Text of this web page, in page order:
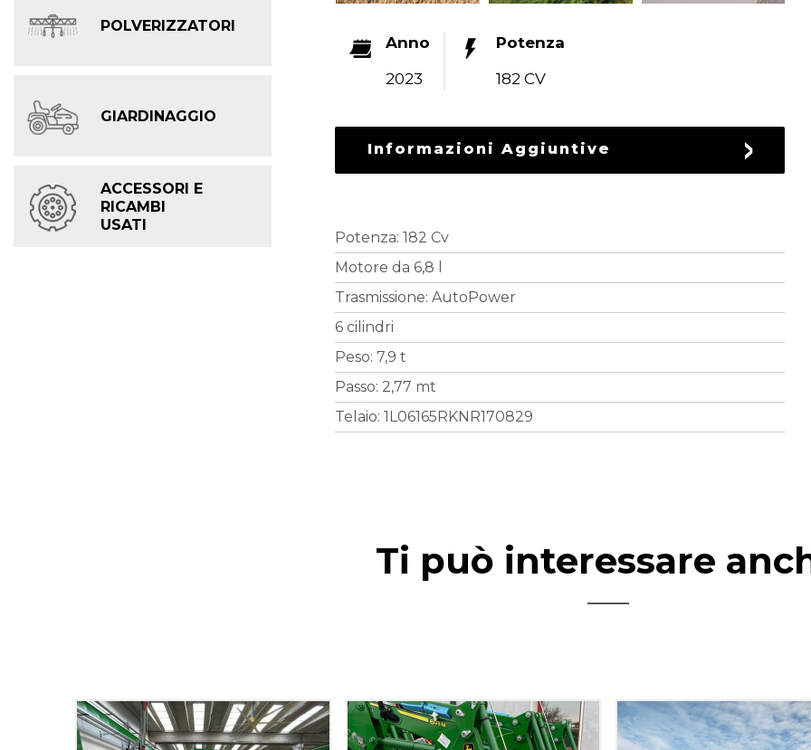
Anno
2023
Potenza
182 CV
Informazioni Aggiuntive
Potenza: 182 Cv
Motore da 6,8 l
Trasmissione: AutoPower
6 cilindri
Peso: 7,9 t
Passo: 2,77 mt
Telaio: 1L06165RKNR170829
POLVERIZZATORI
GIARDINAGGIO
ACCESSORI E
RICAMBI
USATI
Ti può interessare